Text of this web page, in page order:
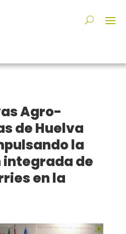
Agro-
de Huelva
la
de
en la